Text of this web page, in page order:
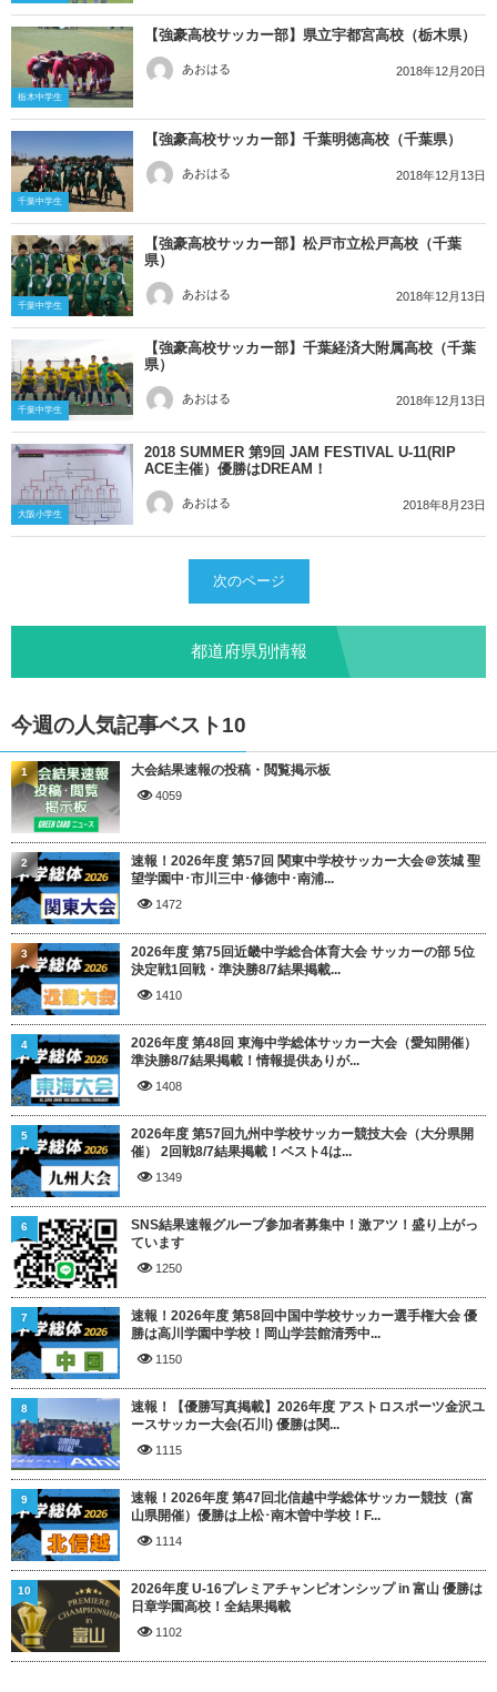
栃木中学生
【強豪高校サッカー部】県立宇都宮高校（栃木県）
あおはる 2018年12月20日
千葉中学生
【強豪高校サッカー部】千葉明徳高校（千葉県）
あおはる 2018年12月13日
千葉中学生
【強豪高校サッカー部】松戸市立松戸高校（千葉
県）
あおはる 2018年12月13日
千葉中学生
【強豪高校サッカー部】千葉経済大附属高校（千葉
県）
あおはる 2018年12月13日
大阪小学生
2018 SUMMER 第9回 JAM FESTIVAL U-11(RIP
ACE主催）優勝はDREAM！
あおはる 2018年8月23日
次のページ
都道府県別情報
今週の人気記事ベスト10
大会結果速報の投稿・閲覧掲示板
4059
1
速報！2026年度 第57回 関東中学校サッカー大会＠茨城 聖
望学園中･市川三中･修徳中･南浦...
1472
2
2026年度 第75回近畿中学総合体育大会 サッカーの部 5位
決定戦1回戦・準決勝8/7結果掲載...
1410
3
2026年度 第48回 東海中学総体サッカー大会（愛知開催）
準決勝8/7結果掲載！情報提供ありが...
1408
4
2026年度 第57回九州中学校サッカー競技大会（大分県開
催） 2回戦8/7結果掲載！ベスト4は...
1349
5
SNS結果速報グループ参加者募集中！激アツ！盛り上がっ
ています
1250
6
速報！2026年度 第58回中国中学校サッカー選手権大会 優
勝は高川学園中学校！岡山学芸館清秀中...
1150
7
速報！【優勝写真掲載】2026年度 アストロスポーツ金沢ユ
ースサッカー大会(石川) 優勝は関...
1115
8
速報！2026年度 第47回北信越中学総体サッカー競技（富
山県開催）優勝は上松･南木曽中学校！F...
1114
9
2026年度 U-16プレミアチャンピオンシップ in 富山 優勝は
日章学園高校！全結果掲載
1102
10